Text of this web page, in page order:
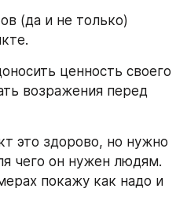
(да и не только)
ценность своего
возражения перед
это здорово, но нужно
чего он нужен людям.
покажу как надо и